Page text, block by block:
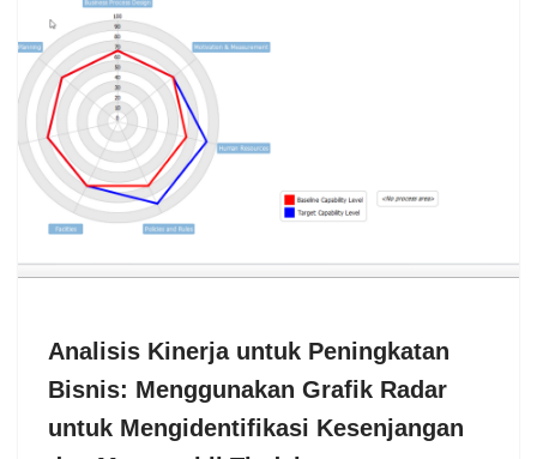
Analisis Kinerja untuk Peningkatan
Bisnis: Menggunakan Grafik Radar
untuk Mengidentifikasi Kesenjangan